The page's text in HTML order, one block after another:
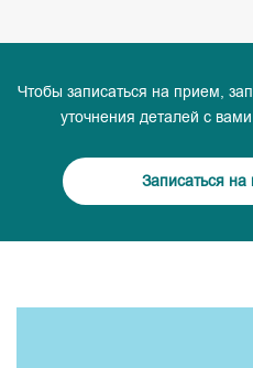
Чтобы записаться на прием,
уточнения деталей с
Записаться на